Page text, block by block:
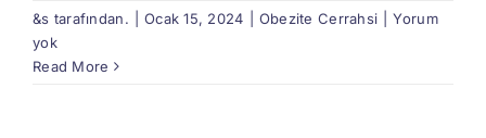
&s tarafından. Ocak 15, 2024 Obezite Cerrahsi
Yorum
yok
Read More